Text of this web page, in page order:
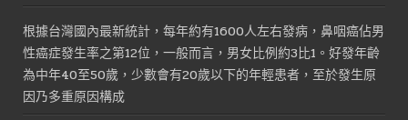
根據台灣國內最新統計，每年約有1600人左右發病，鼻咽癌佔男
性癌症發生率之第12位，一般而言，男女比例約3比1。好發年齡
為中年40至50歲，少數會有20歲以下的年輕患者，至於發生原
因乃多重原因構成